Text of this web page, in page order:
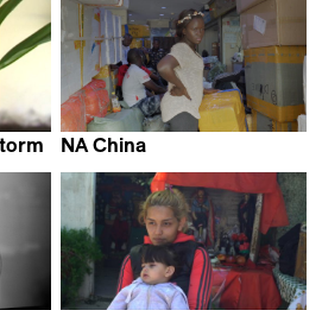
NA China